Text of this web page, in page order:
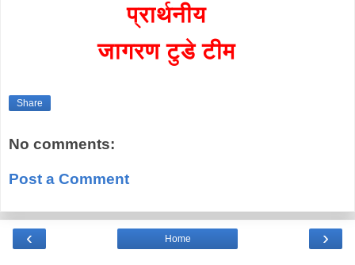
प्रार्थनीय
जागरण टुडे टीम
Share
No comments:
Post a Comment
‹ ›
Home